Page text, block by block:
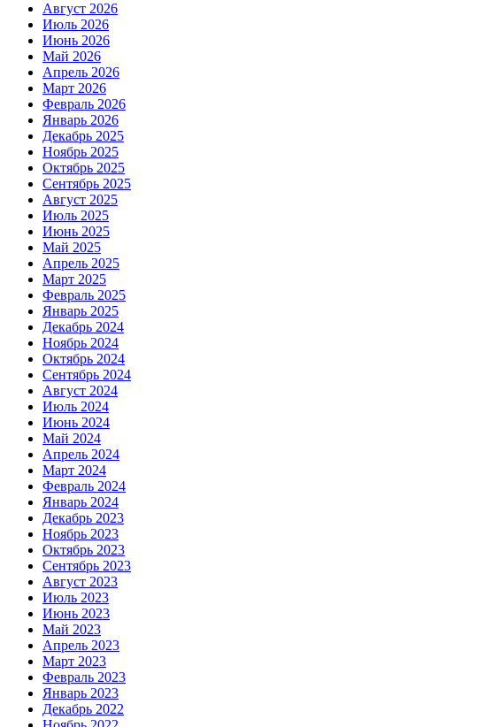
Август 2026
Июль 2026
Июнь 2026
Май 2026
Апрель 2026
Март 2026
Февраль 2026
Январь 2026
Декабрь 2025
Ноябрь 2025
Октябрь 2025
Сентябрь 2025
Август 2025
Июль 2025
Июнь 2025
Май 2025
Апрель 2025
Март 2025
Февраль 2025
Январь 2025
Декабрь 2024
Ноябрь 2024
Октябрь 2024
Сентябрь 2024
Август 2024
Июль 2024
Июнь 2024
Май 2024
Апрель 2024
Март 2024
Февраль 2024
Январь 2024
Декабрь 2023
Ноябрь 2023
Октябрь 2023
Сентябрь 2023
Август 2023
Июль 2023
Июнь 2023
Май 2023
Апрель 2023
Март 2023
Февраль 2023
Январь 2023
Декабрь 2022